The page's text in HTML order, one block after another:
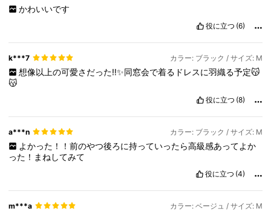
かわいいです
役に立つ (6)
k***7 カラー: ブラック / サイズ: M
想像以上の可愛さだった‼️✨同窓会で着るドレスに羽織る予定😽
😽
役に立つ (8)
a***n カラー: ブラック / サイズ: M
よかった！！前のやつ後ろに持っていったら高級感あってよか
った！まねしてみて
役に立つ (4)
m***a カラー: ベージュ / サイズ: M